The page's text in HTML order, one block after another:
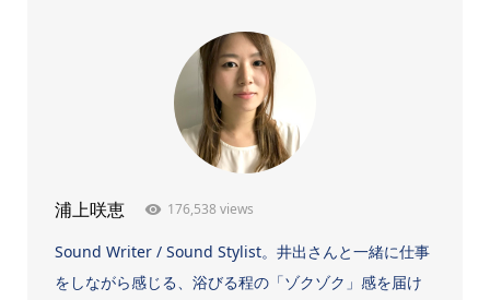
浦上咲恵 176,538 views
Sound Writer / Sound Stylist。井出さんと一緒に仕事
をしながら感じる、浴びる程の「ゾクゾク」感を届け